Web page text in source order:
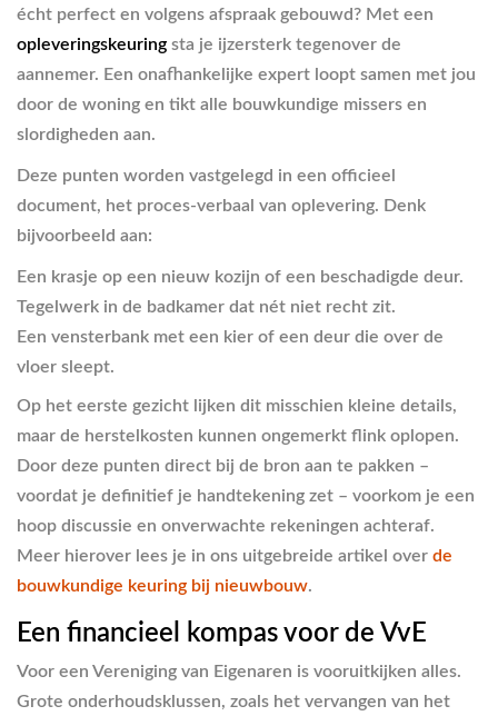
écht perfect en volgens afspraak gebouwd? Met een
opleveringskeuring sta je ijzersterk tegenover de
aannemer. Een onafhankelijke expert loopt samen met jou
door de woning en tikt alle bouwkundige missers en
slordigheden aan.
Deze punten worden vastgelegd in een officieel
document, het proces-verbaal van oplevering. Denk
bijvoorbeeld aan:
Een krasje op een nieuw kozijn of een beschadigde deur.
Tegelwerk in de badkamer dat nét niet recht zit.
Een vensterbank met een kier of een deur die over de
vloer sleept.
Op het eerste gezicht lijken dit misschien kleine details,
maar de herstelkosten kunnen ongemerkt flink oplopen.
Door deze punten direct bij de bron aan te pakken –
voordat je definitief je handtekening zet – voorkom je een
hoop discussie en onverwachte rekeningen achteraf.
Meer hierover lees je in ons uitgebreide artikel over de
bouwkundige keuring bij nieuwbouw.
Een financieel kompas voor de VvE
Voor een Vereniging van Eigenaren is vooruitkijken alles.
Grote onderhoudsklussen, zoals het vervangen van het